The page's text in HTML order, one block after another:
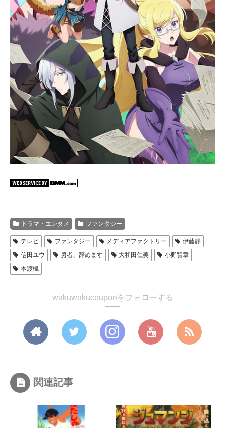
ドラマ・エンタメ ファンタジー
テレビ ファンタジー メディアファクトリー
伊藤静
信田ユウ
勇者、辞めます 大和田仁美
小野賢章
本渡楓
wakuwakucouponをフォローする
関連記事